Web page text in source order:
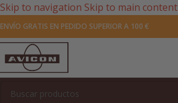
Skip to navigation Skip to main content
ENVÍO GRATIS EN PEDIDO SUPERIOR A 100 €